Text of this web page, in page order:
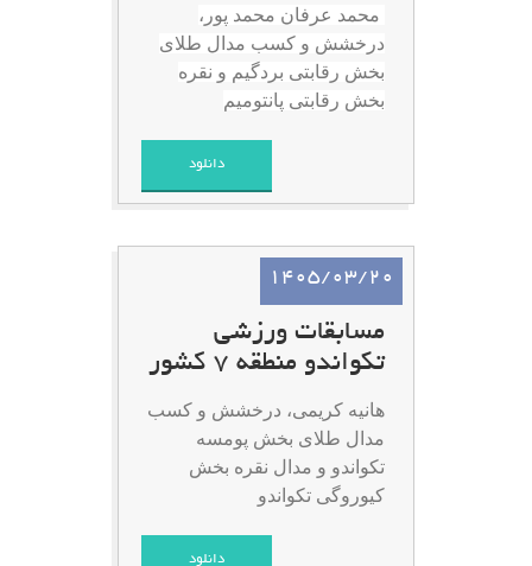
محمد عرفان محمد پور،
درخشش و کسب مدال طلای
بخش رقابتی بردگیم و نقره
بخش رقابتی پانتومیم
دانلود
1405/03/20
مسابقات ورزشی
تکواندو منطقه 7 کشور
هانیه کریمی، درخشش و کسب
مدال طلای بخش پومسه
تکواندو و مدال نقره بخش
کیوروگی تکواندو
دانلود